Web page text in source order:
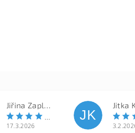
Jiřina Zapletalová
17.3.2026
JK